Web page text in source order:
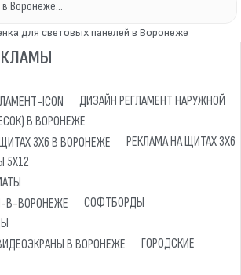
для световых панелей в Воронеже
ДИЗАЙН РЕГЛАМЕНТ НАРУЖНОЙ
В ВОРОНЕЖЕ
РЕКЛАМА НА ЩИТАХ 3Х6
5Х12
СОФТБОРДЫ
ГОРОДСКИЕ